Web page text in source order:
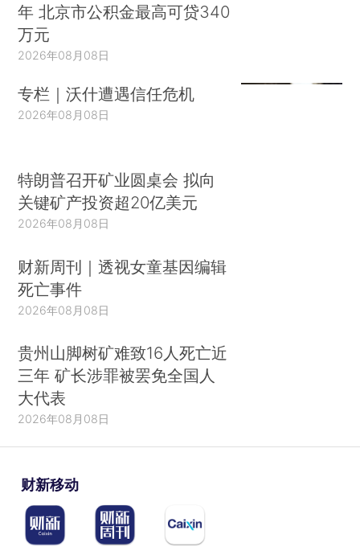
年 北京市公积金最高可贷340
万元
2026年08月08日
专栏｜沃什遭遇信任危机
2026年08月08日
特朗普召开矿业圆桌会 拟向
关键矿产投资超20亿美元
2026年08月08日
财新周刊｜透视女童基因编辑
死亡事件
2026年08月08日
贵州山脚树矿难致16人死亡近
三年 矿长涉罪被罢免全国人
大代表
2026年08月08日
财新移动